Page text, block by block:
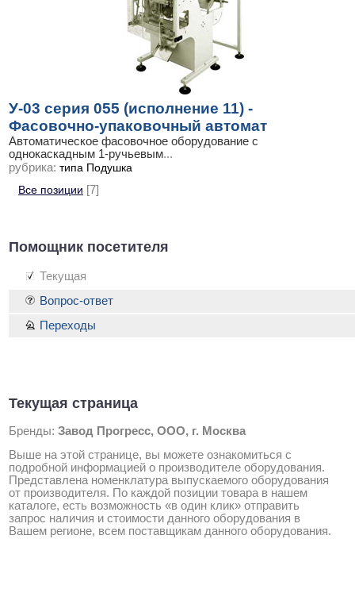
У-03 серия 055 (исполнение 11) -
Фасовочно-упаковочный автомат
Автоматическое фасовочное оборудование с
однокаскадным 1-ручьевым...
рубрика: типа Подушка
Все позиции [7]
Помощник посетителя
Текущая
Текущая страница
Бренды: Завод Прогресс, ООО, г. Москва
Выше на этой странице, вы можете ознакомиться с
подробной информацией о производителе оборудования.
Представлена номенклатура выпускаемого оборудования
от производителя. По каждой позиции товара в нашем
каталоге, есть возможность «в один клик» отправить
запрос наличия и стоимости данного оборудования в
Вашем регионе, всем поставщикам данного оборудования.
Вопрос-ответ
Переходы